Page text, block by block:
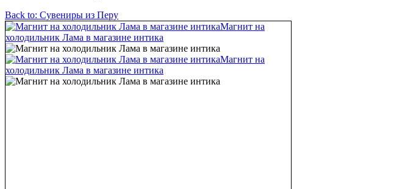
Back to: Сувениры из Перу
Магнит на
холодильник Лама в магазине интика
Магнит на
холодильник Лама в магазине интика